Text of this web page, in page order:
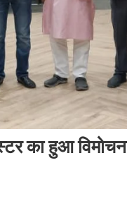
का हुआ विमोचन